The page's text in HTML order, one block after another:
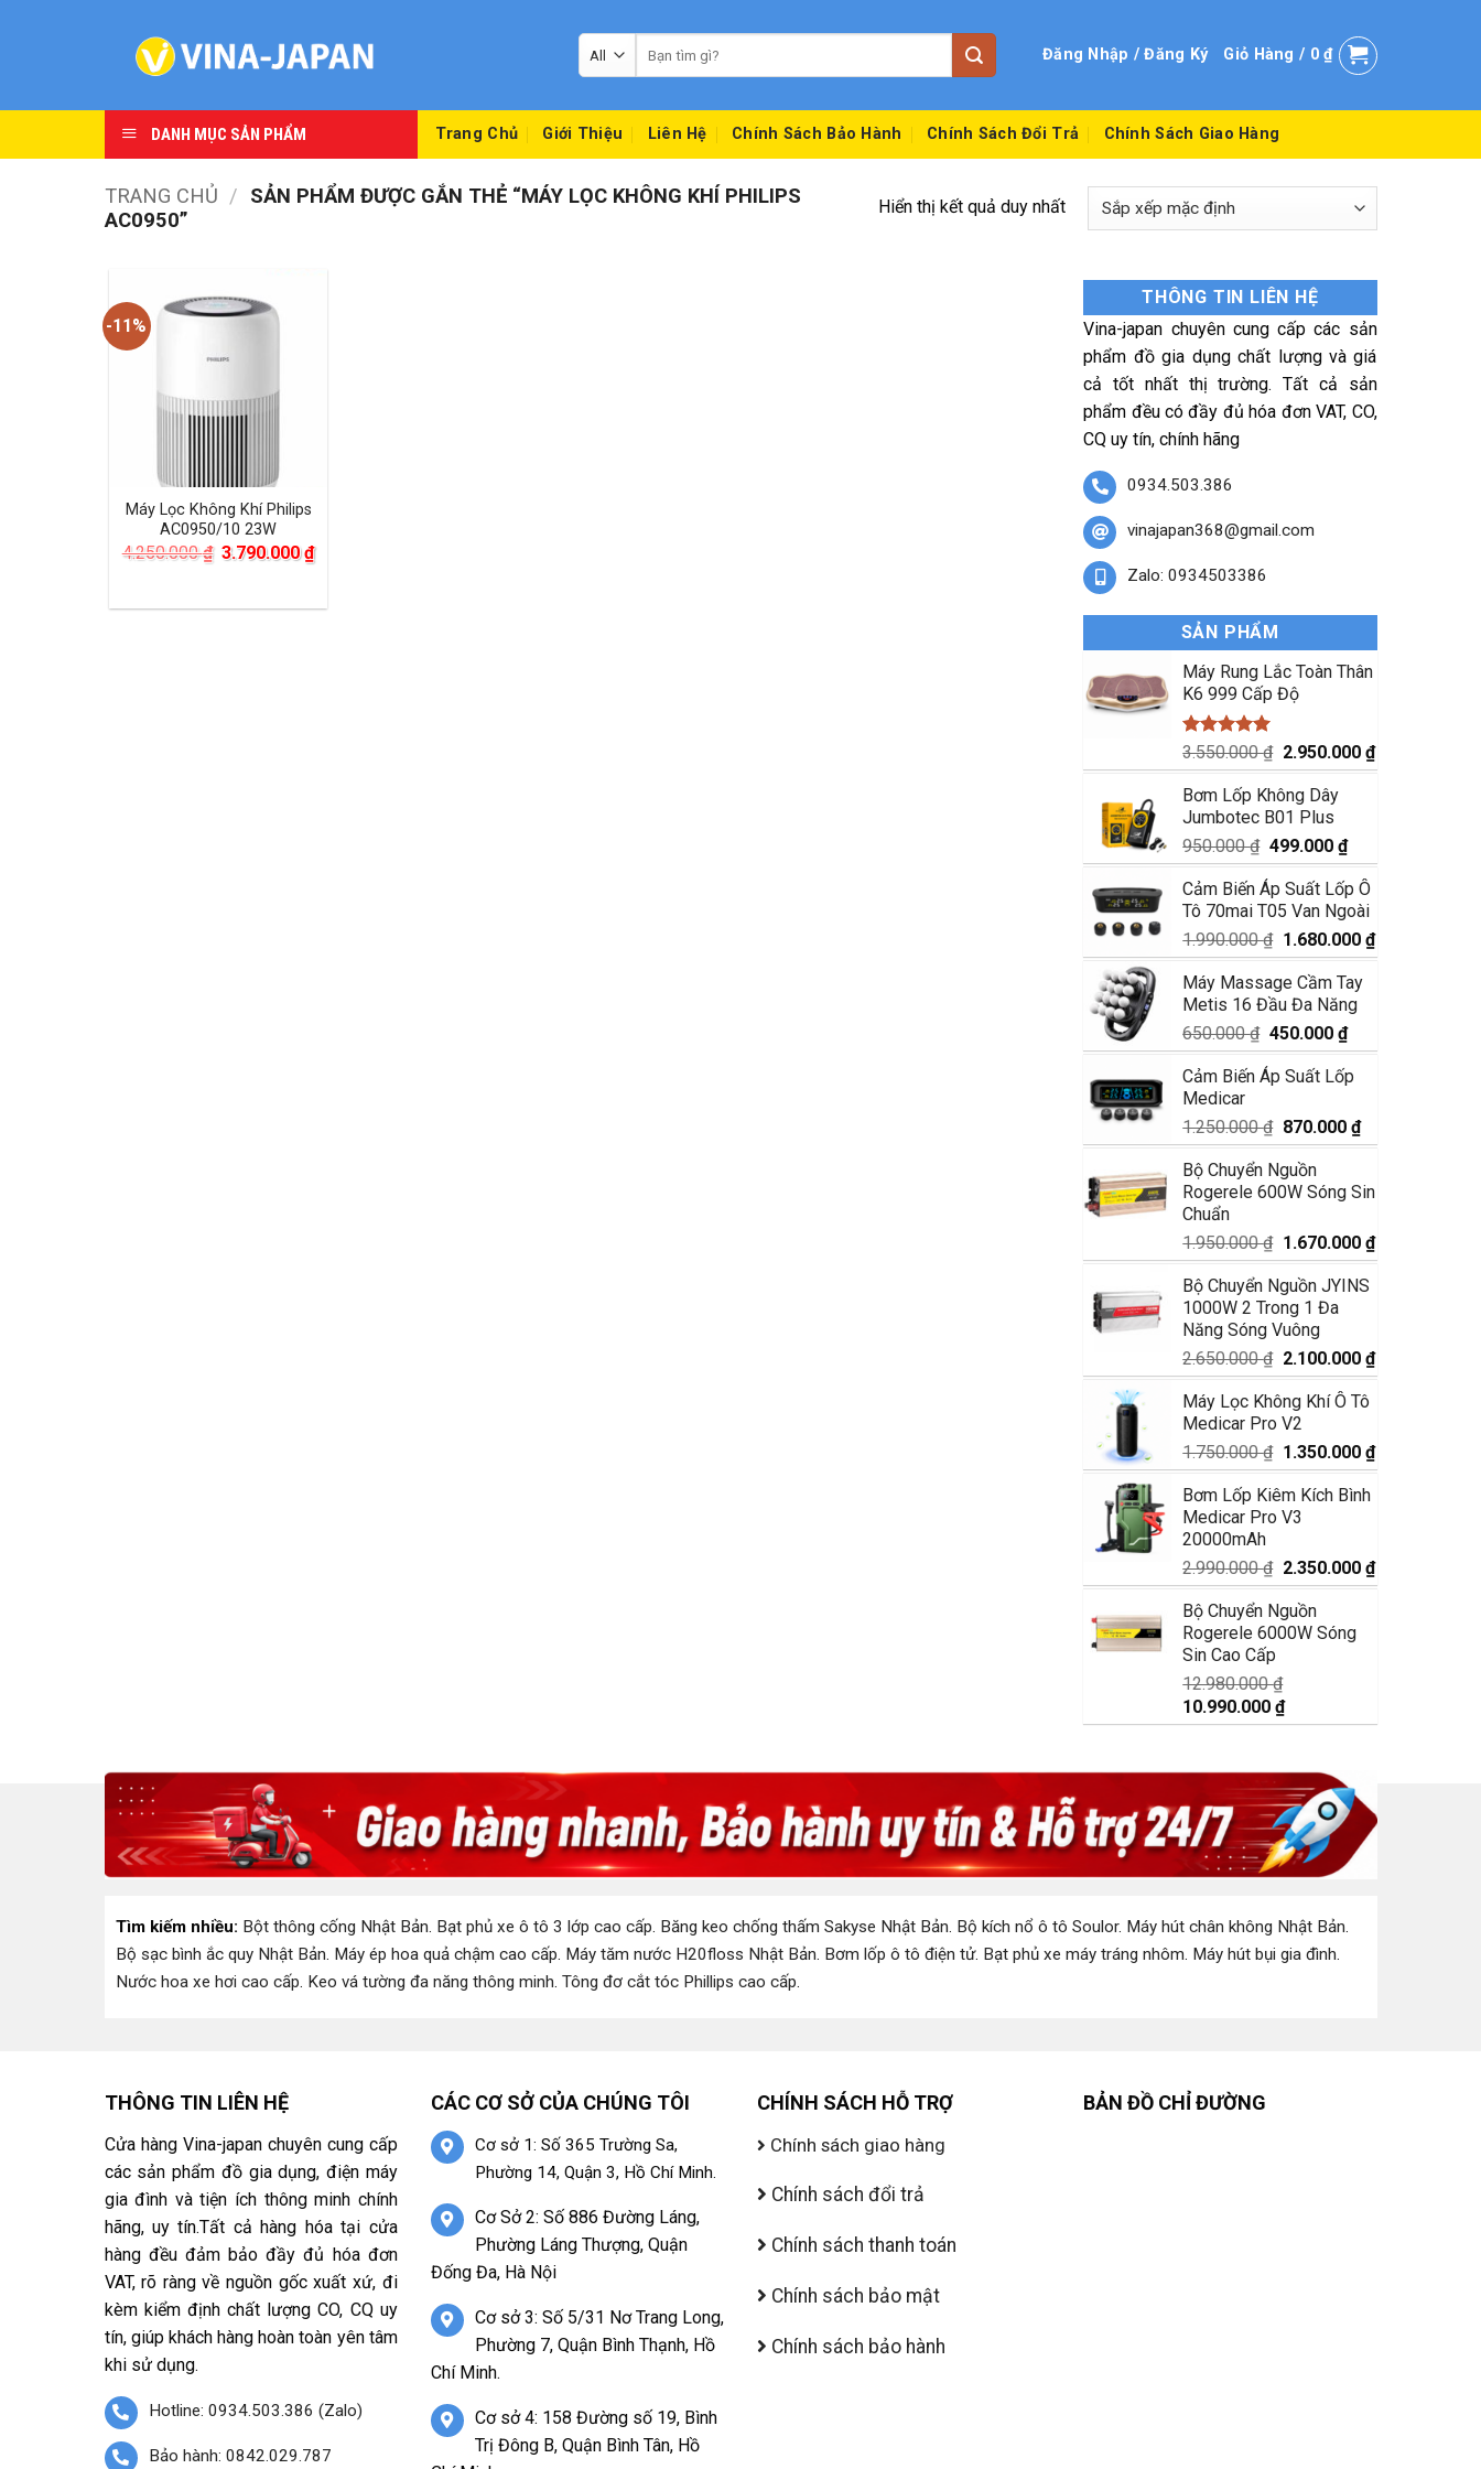
kiếm:
Đăng Nhập / Đăng Ký Giỏ Hàng / 0₫
DANH MỤC SẢN PHẨM Trang Chủ Giới Thiệu Liên Hệ Chính Sách Bảo Hành Chính Sách Đổi Trả Chính Sách Giao Hàng
TRANG CHỦ /
SẢN PHẨM ĐƯỢC GẮN THẺ “MÁY LỌC KHÔNG KHÍ PHILIPS
AC0950”
Hiển thị kết quả duy nhất
-11%
Máy Lọc Không Khí Philips
AC0950/10 23W
4.250.000₫ Giá
4.250.000 ₫.
3.790.000₫Giá
hiện
là:
THÔNG TIN LIÊN HỆ
Vina-japan chuyên cung cấp các sản
phẩm đồ gia dụng chất lượng và giá
cả tốt nhất thị trường. Tất cả sản
phẩm đều có đầy đủ hóa đơn VAT, CO,
CQ uy tín, chính hãng
0934.503.386
vinajapan368@gmail.com
Zalo: 0934503386
SẢN PHẨM
Máy Rung Lắc Toàn Thân
K6 999 Cấp Độ
Được xếp
hạng5.00
5 sao
3.550.000₫ Giá
gốc
là:
3.550.000 ₫.
2.950.000₫Giá
hiện
Bơm Lốp Không Dây
Jumbotec B01 Plus
950.000₫ Giá
gốc
là:
950.000 ₫.
499.000₫Giá
hiện
tại
là:
499.000 ₫.
Cảm Biến Áp Suất Lốp Ô
Tô 70mai T05 Van Ngoài
1.990.000₫ Giá
gốc
là:
1.990.000 ₫.
1.680.000₫Giá
hiện
Máy Massage Cầm Tay
Metis 16 Đầu Đa Năng
650.000₫ Giá
gốc
là:
450.000₫Giá
hiện
tại
450.000 ₫.
Cảm Biến Áp Suất Lốp
Medicar
1.250.000₫ Giá
gốc
là:
1.250.000 ₫.
870.000₫Giá
hiện
là:
Bộ Chuyển Nguồn
Rogerele 600W Sóng Sin
Chuẩn
1.950.000₫ Giá
gốc
là:
1.950.000 ₫.
1.670.000₫Giá
hiện
Bộ Chuyển Nguồn JYINS
1000W 2 Trong 1 Đa
Năng Sóng Vuông
2.650.000₫ Giá
gốc
là:
2.650.000 ₫.
2.100.000₫Giá
hiện
2.100.000 ₫.
Máy Lọc Không Khí Ô Tô
Medicar Pro V2
1.750.000₫ Giá
gốc
là:
1.750.000 ₫.
1.350.000₫Giá
hiện
Bơm Lốp Kiêm Kích Bình
Medicar Pro V3
20000mAh
2.990.000₫ Giá
gốc
là:
2.990.000 ₫.
2.350.000₫Giá
hiện
Bộ Chuyển Nguồn
Rogerele 6000W Sóng
Sin Cao Cấp
12.980.000₫
Giá
gốc
12.980.000 ₫.
10.990.000₫Giá
hiện
là:
10.990.000 ₫.
Tìm kiếm nhiều: Bột thông cống Nhật Bản. Bạt phủ xe ô tô 3 lớp cao cấp. Băng keo chống thấm Sakyse Nhật Bản. Bộ kích nổ ô tô Soulor. Máy hút chân không Nhật Bản.
Bộ sạc bình ắc quy Nhật Bản. Máy ép hoa quả chậm cao cấp. Máy tăm nước H20floss Nhật Bản. Bơm lốp ô tô điện tử. Bạt phủ xe máy tráng nhôm. Máy hút bụi gia đình.
Nước hoa xe hơi cao cấp. Keo vá tường đa năng thông minh. Tông đơ cắt tóc Phillips cao cấp.
THÔNG TIN LIÊN HỆ
Cửa hàng Vina-japan chuyên cung cấp
các sản phẩm đồ gia dụng, điện máy
gia đình và tiện ích thông minh chính
hãng, uy tín.Tất cả hàng hóa tại cửa
hàng đều đảm bảo đầy đủ hóa đơn
VAT, rõ ràng về nguồn gốc xuất xứ, đi
kèm kiểm định chất lượng CO, CQ uy
tín, giúp khách hàng hoàn toàn yên tâm
khi sử dụng.
Hotline: 0934.503.386 (Zalo)
Bảo hành: 0842.029.787
CÁC CƠ SỞ CỦA CHÚNG TÔI
Cơ sở 1: Số 365 Trường Sa,
Phường 14, Quận 3, Hồ Chí Minh.
Cơ Sở 2: Số 886 Đường Láng,
Phường Láng Thượng, Quận
Đống Đa, Hà Nội
Cơ sở 3: Số 5/31 Nơ Trang Long,
Phường 7, Quận Bình Thạnh, Hồ
Chí Minh.
Cơ sở 4: 158 Đường số 19, Bình
Trị Đông B, Quận Bình Tân, Hồ
CHÍNH SÁCH HỖ TRỢ
Chính sách giao hàng
Chính sách đổi trả
Chính sách thanh toán
Chính sách bảo mật
Chính sách bảo hành
BẢN ĐỒ CHỈ ĐƯỜNG